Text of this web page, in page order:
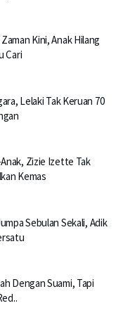
Kini, Anak Hilang
Cari
Lelaki Tak Keruan 70
Zizie Izette Tak
Kemas
Sebulan Sekali, Adik
Dengan Suami, Tapi